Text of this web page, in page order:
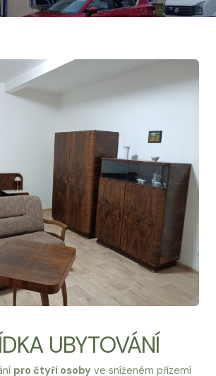
UBYTOVÁNÍ
pro čtyři osoby ve sníženém přízemí